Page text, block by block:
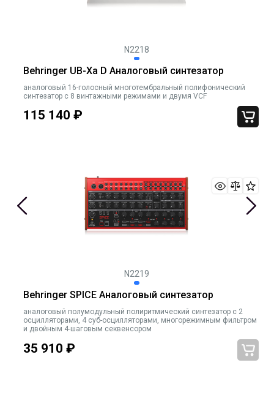
N2218
Behringer UB-Xa D Аналоговый синтезатор
аналоговый 16-голосный многотембральный полифонический
синтезатор с 8 винтажными режимами и двумя VCF
115 140 ₽
N2219
Behringer SPICE Аналоговый синтезатор
аналоговый полумодульный полиритмический синтезатор с 2
осцилляторами, 4 суб-осцилляторами, многорежимным фильтром
и двойным 4-шаговым секвенсором
35 910 ₽